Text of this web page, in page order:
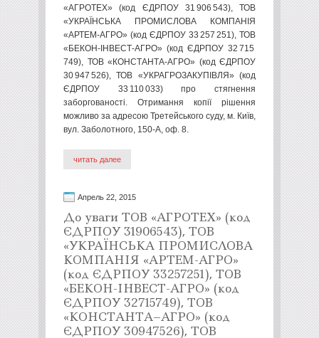
«АГРОТЕХ» (код ЄДРПОУ 31 906 543), ТОВ
«УКРАЇНСЬКА ПРОМИСЛОВА КОМПАНІЯ
«АРТЕМ-АГРО» (код ЄДРПОУ 33 257 251), ТОВ
«БЕКОН-ІНВЕСТ-АГРО» (код ЄДРПОУ 32 715
749), ТОВ «КОНСТАНТА-АГРО» (код ЄДРПОУ
30 947 526), ТОВ «УКРАГРОЗАКУПІВЛЯ» (код
ЄДРПОУ 33 110 033) про стягнення
заборгованості. Отримання копії рішення
можливо за адресою Третейського суду, м. Київ,
вул. Заболотного, 150-А, оф. 8.
читать далее
Апрель 22, 2015
До уваги ТОВ «АГРОТЕХ» (код
ЄДРПОУ 31906543), ТОВ
«УКРАЇНСЬКА ПРОМИСЛОВА
КОМПАНІЯ «АРТЕМ-АГРО»
(код ЄДРПОУ 33257251), ТОВ
«БЕКОН-ІНВЕСТ-АГРО» (код
ЄДРПОУ 32715749), ТОВ
«КОНСТАНТА–АГРО» (код
ЄДРПОУ 30947526), ТОВ